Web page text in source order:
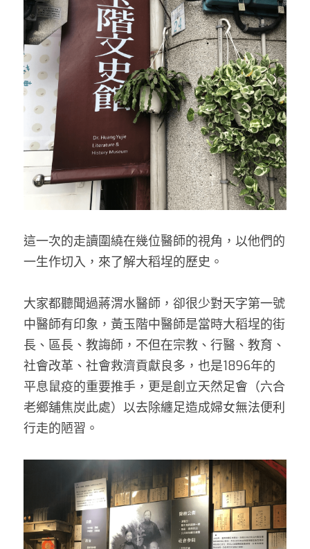
這一次的走讀圍繞在幾位醫師的視角，以他們的
一生作切入，來了解大稻埕的歷史。
大家都聽聞過蔣渭水醫師，卻很少對天字第一號
中醫師有印象，黃玉階中醫師是當時大稻埕的街
長、區長、教誨師，不但在宗教、行醫、教育、
社會改革、社會救濟貢獻良多，也是1896年的
平息鼠疫的重要推手，更是創立天然足會（六合
老鄉舖焦炭此處）以去除纏足造成婦女無法便利
行走的陋習。